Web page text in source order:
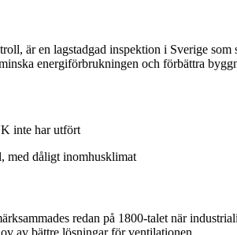
är en lagstadgad inspektion i Sverige
energiförbrukningen och förbättra
inte har utfört
med dåligt inomhusklimat
redan på 1800-talet när
av bättre lösningar för ventilationen.